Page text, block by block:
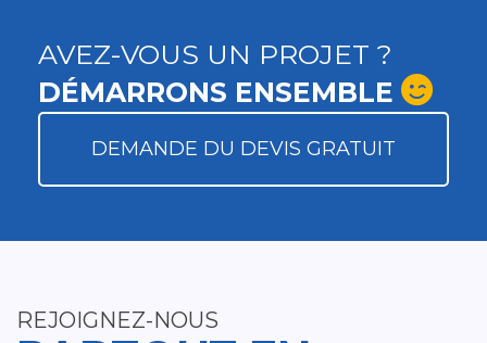
AVEZ-VOUS UN PROJET ?
DÉMARRONS ENSEMBLE
DEMANDE DU DEVIS GRATUIT
REJOIGNEZ-NOUS